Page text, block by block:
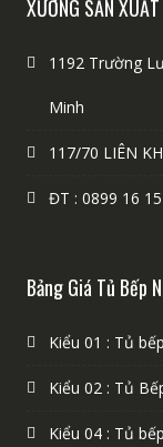
XƯỞNG SẢN XUẤT
1192 Trường
Minh
117/70 LIÊN
ĐT : 0899 16
Bảng Giá Tủ Bếp
Kiểu 01 : Tủ
Kiểu 02 : Tủ
Kiểu 04 : Tủ